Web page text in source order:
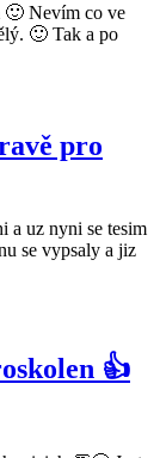
🙂 Nevím co ve
🙂 Tak a po
pro
a uz nyni se tesim
se vypsaly a jiz
👍